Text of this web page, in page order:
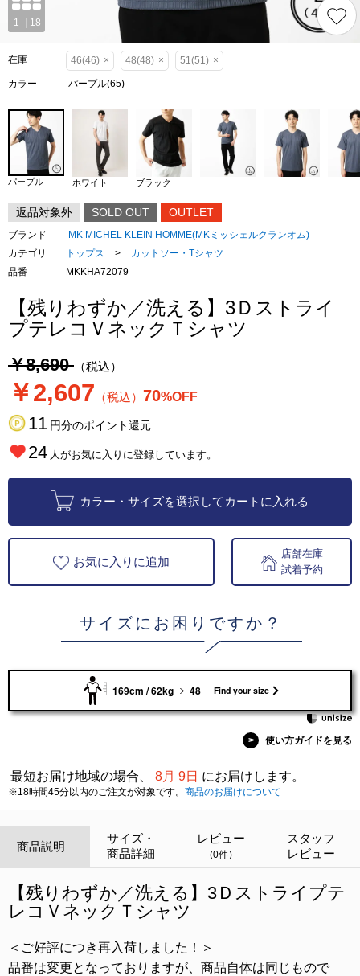
在庫 46(46) × 48(48) × 51(51) ×
カラー パープル(65)
パープル ホワイト ブラック
返品対象外 SOLD OUT OUTLET
ブランド
MK MICHEL KLEIN HOMME(MKミッシェルクランオム)
カテゴリ
トップス >
カットソー・Tシャツ
品番
MKKHA72079
【残りわずか／洗える】3Ｄストライ
プテレコＶネックＴシャツ
￥8,690（税込）
￥2,607 （税込） 70%OFF
11 円分のポイント還元
24 人がお気に入りに登録しています。
カラー・サイズを選択してカートに入れる
お気に入りに追加
店舗在庫
試着予約
サイズにお困りですか？
169cm / 62kg 48 Find your size
> 使い方ガイドを見る
最短お届け地域の場合、 8月 9日 にお届けします。
※18時間45分以内のご注文が対象です。 商品のお届けについて
商品説明
サイズ・
商品詳細
レビュー
(0件)
スタッフ
レビュー
【残りわずか／洗える】3Ｄストライプテ
レコＶネックＴシャツ
＜ご好評につき再入荷しました！＞
品番は変更となっておりますが、商品自体は同じもので